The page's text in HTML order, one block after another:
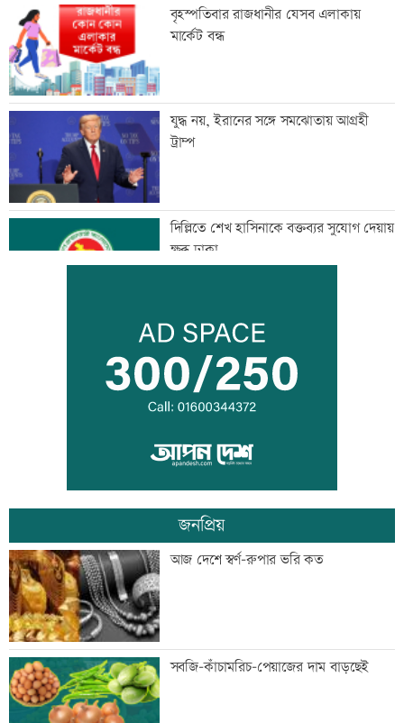
বৃহস্পতিবার রাজধানীর যেসব এলাকায়
মার্কেট বন্ধ
যুদ্ধ নয়, ইরানের সঙ্গে সমঝোতায় আগ্রহী
ট্রাম্প
দিল্লিতে শেখ হাসিনাকে বক্তব্যর সুযোগ দেয়ায়
ক্ষুব্ধ ঢাকা
আজ দেশে স্বর্ণের দাম বাড়ল নাকি কমল
হৃদয় ঝড়ে এলপিএলের ফাইনালে জাফনা
বিশ্বজুড়ে হঠাৎ বন্ধ হাজারো হোয়াটসঅ্যাপ
অ্যাকাউন্ট
সাবেক এমপি আখতারুজ্জামান গ্রেফতার
জনপ্রিয়
আজ দেশে স্বর্ণ-রুপার ভরি কত
সবজি-কাঁচামরিচ-পেয়াজের দাম বাড়ছেই